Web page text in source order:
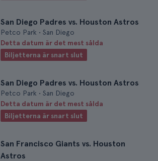
San Diego Padres vs. Houston Astros
Petco Park • San Diego
Detta datum är det mest sålda
Biljetterna är snart slut
San Diego Padres vs. Houston Astros
Petco Park • San Diego
Detta datum är det mest sålda
Biljetterna är snart slut
San Francisco Giants vs. Houston
Astros